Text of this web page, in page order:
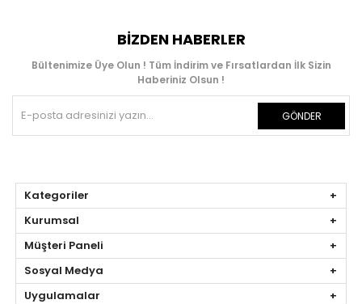
BIZDEN HABERLER
Bültenimize Üye Olun ! Tüm İndirim ve Fırsatlardan İlk Sizin
Haberiniz Olsun !
GÖNDER
Kategoriler
Kurumsal
Müşteri Paneli
Sosyal Medya
Uygulamalar